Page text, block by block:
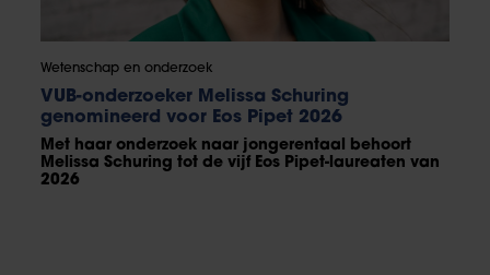
Wetenschap en onderzoek
VUB-onderzoeker Melissa Schuring
genomineerd voor Eos Pipet 2026
Met haar onderzoek naar jongerentaal behoort
Melissa Schuring tot de vijf Eos Pipet-laureaten van
2026